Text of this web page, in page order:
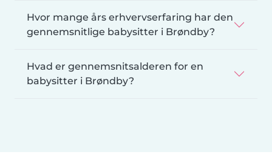
Hvor mange års erhvervserfaring har den
gennemsnitlige babysitter i Brøndby?
Hvad er gennemsnitsalderen for en
babysitter i Brøndby?